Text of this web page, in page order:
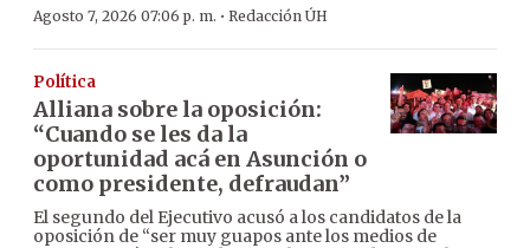
Agosto 7, 2026 07:06 p. m. · Redacción ÚH
Política
Alliana sobre la oposición:
“Cuando se les da la
oportunidad acá en Asunción o
como presidente, defraudan”
El segundo del Ejecutivo acusó a los candidatos de la
oposición de “ser muy guapos ante los medios de